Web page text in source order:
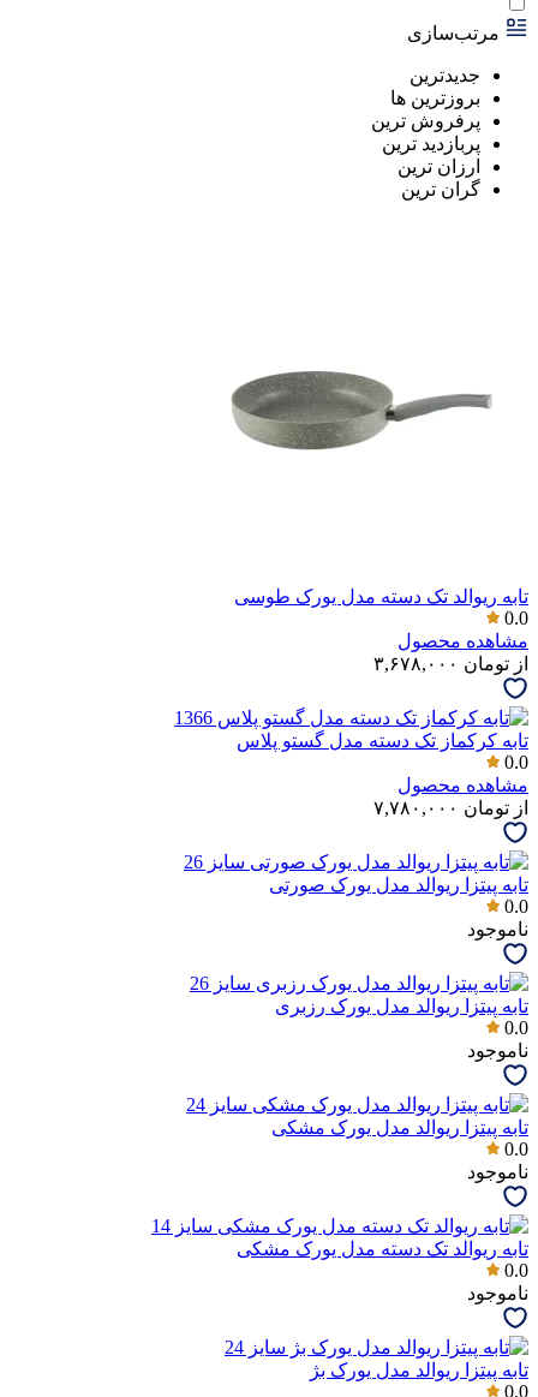
مرتب‌سازی
جدیدترین
بروزترین ها
پرفروش ترین
پربازدید ترین
ارزان ترین
گران ترین
تابه ریوالد تک دسته مدل یورک طوسی
0.0
مشاهده محصول
از تومان
تابه کرکماز تک دسته مدل گستو پلاس
0.0
مشاهده محصول
از تومان
تابه پیتزا ریوالد مدل یورک صورتی
0.0
ناموجود
تابه پیتزا ریوالد مدل یورک رزبری
0.0
ناموجود
تابه پیتزا ریوالد مدل یورک مشکی
0.0
ناموجود
تابه ریوالد تک دسته مدل یورک مشکی
0.0
ناموجود
تابه پیتزا ریوالد مدل یورک بژ
0.0